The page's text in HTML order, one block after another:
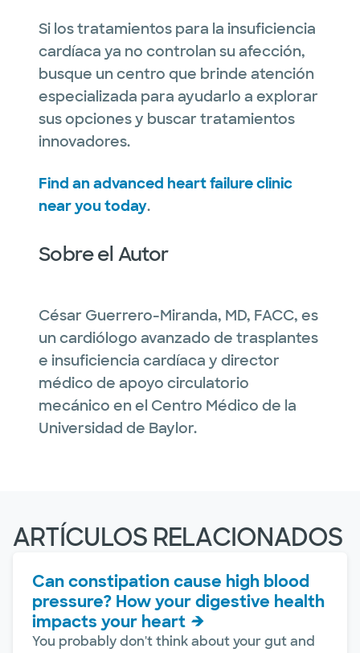
Si los tratamientos para la insuficiencia
cardíaca ya no controlan su afección,
busque un centro que brinde atención
especializada para ayudarlo a explorar
sus opciones y buscar tratamientos
innovadores.
Find an advanced heart failure clinic
near you today.
Sobre el Autor
César Guerrero-Miranda, MD, FACC, es
un cardiólogo avanzado de trasplantes
e insuficiencia cardíaca y director
médico de apoyo circulatorio
mecánico en el Centro Médico de la
Universidad de Baylor.
ARTÍCULOS RELACIONADOS
Can constipation cause high blood
pressure? How your digestive health
impacts your heart
You probably don't think about your gut and